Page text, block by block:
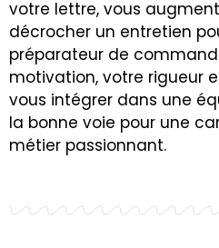
votre lettre, vous
décrocher un entretien
préparateur de
motivation, votre rigueur
vous intégrer dans une
la bonne voie pour une
métier passionnant.